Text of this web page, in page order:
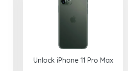
Unlock iPhone 11 Pro Max